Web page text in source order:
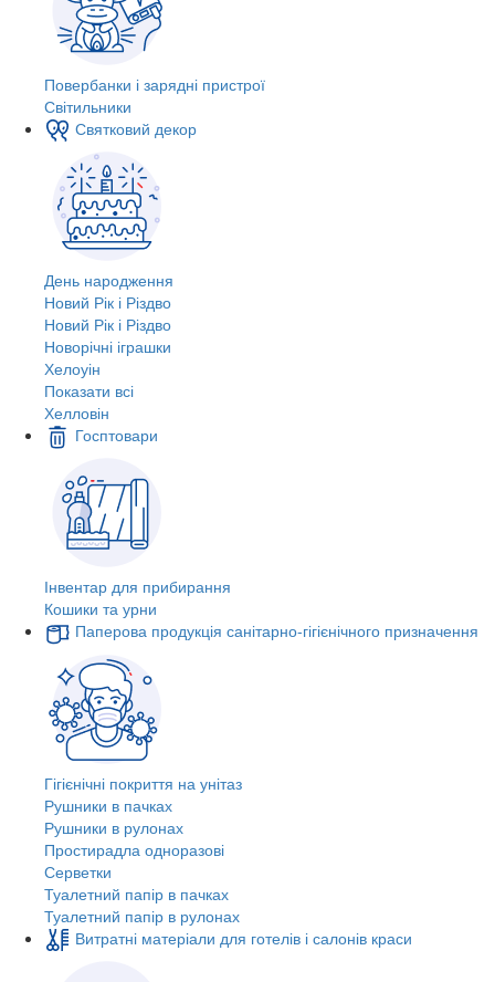
Повербанки і зарядні пристрої
Світильники
Святковий декор
День народження
Новий Рік і Різдво
Новий Рік і Різдво
Новорічні іграшки
Хелоуін
Показати всі
Хелловін
Госптовари
Інвентар для прибирання
Кошики та урни
Паперова продукція санітарно-гігієнічного призначення
Гігієнічні покриття на унітаз
Рушники в пачках
Рушники в рулонах
Простирадла одноразові
Серветки
Туалетний папір в пачках
Туалетний папір в рулонах
Витратні матеріали для готелів і салонів краси